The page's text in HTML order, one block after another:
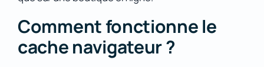
Comment fonctionne le
cache navigateur ?